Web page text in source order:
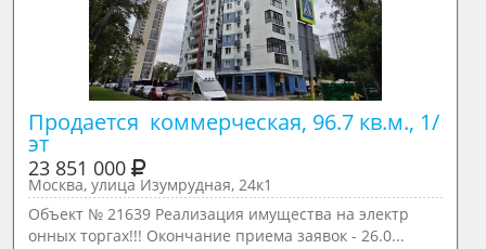
Продается  коммерческая, 96.7 кв.м., 1/
эт
23 851 000
Москва, улица Изумрудная, 24к1
Объект № 21639 Реализация имущества на электр
онных торгах!!! Окончание приема заявок - 26.0...